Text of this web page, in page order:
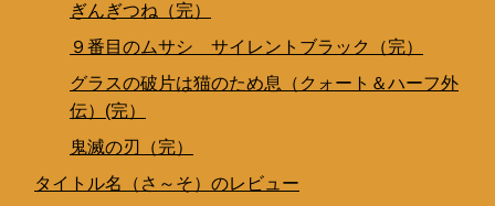
ぎんぎつね（完）
９番目のムサシ サイレントブラック（完）
グラスの破片は猫のため息（クォート＆ハーフ外
伝）(完）
鬼滅の刃（完）
タイトル名（さ～そ）のレビュー